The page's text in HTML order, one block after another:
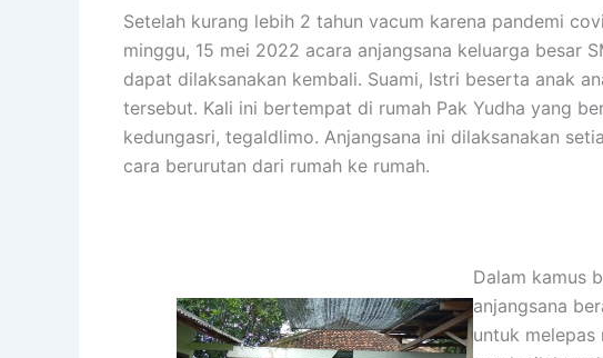
Setelah kurang lebih 2 tahun vacum karena pandemi
minggu, 15 mei 2022 acara anjangsana keluarga besar
dapat dilaksanakan kembali. Suami, Istri beserta anak
tersebut. Kali ini bertempat di rumah Pak Yudha yang
kedungasri, tegaldlimo. Anjangsana ini dilaksanakan
cara berurutan dari rumah ke rumah.
Dalam kamus
anjangsana
untuk melepas